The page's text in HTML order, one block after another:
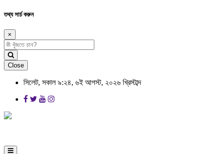
তথ্য সার্চ করুন
×
Close
সিলেট, সকাল ৯:২৪, ৬ই আগস্ট, ২০২৬ খ্রিস্টাব্দ